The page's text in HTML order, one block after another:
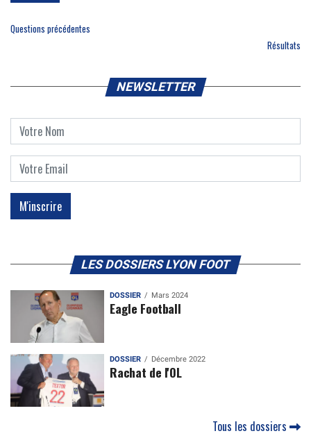
Questions précédentes
Résultats
NEWSLETTER
LES DOSSIERS LYON FOOT
DOSSIER Mars 2024
Eagle Football
DOSSIER Décembre 2022
Rachat de l'OL
Tous les dossiers